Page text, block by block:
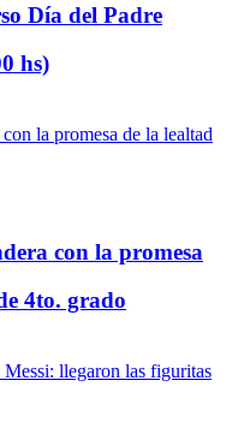
Día del Padre
hs)
con la promesa
4to. grado